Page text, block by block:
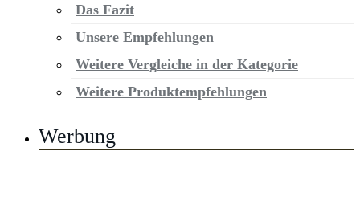
Das Fazit
Unsere Empfehlungen
Weitere Vergleiche in der Kategorie
Weitere Produktempfehlungen
Werbung